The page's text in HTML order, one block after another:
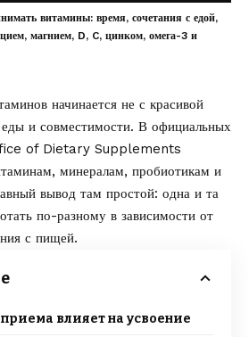
витамины: время, сочетания с едой,
магнием, D, C, цинком, омега-3 и
начинается не с красивой
и совместимости. В официальных
of Dietary Supplements
минералам, пробиотикам и
вывод там простой: одна и та
по-разному в зависимости от
с пищей.
влияет на усвоение